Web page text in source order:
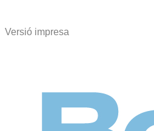
Versió impresa